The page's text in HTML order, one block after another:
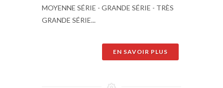
MOYENNE SÉRIE - GRANDE SÉRIE - TRÈS
GRANDE SÉRIE...
EN SAVOIR PLUS